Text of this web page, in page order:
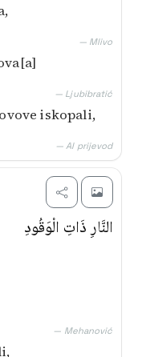
— Mlivo
— Ljubibratić
iskopali,
— AI prijevod
النَّارِ ذَاتِ الْوَقُودِ
— Mehanović